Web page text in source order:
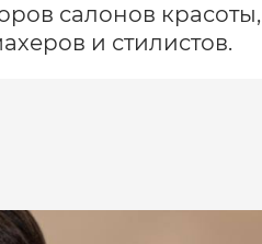
салонов красоты,
и стилистов.